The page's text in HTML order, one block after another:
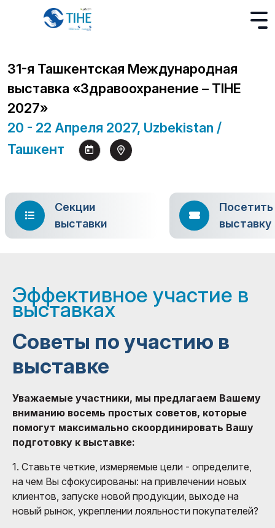
31-я Ташкентская Международная
выставка «Здравоохранение – TIHE
2027»
20 - 22 Апреля 2027, Uzbekistan /
Ташкент
Секции
выставки
Посетить
выставку
Эффективное участие в
выставках
Советы по участию в
выставке
Уважаемые участники, мы предлагаем Вашему
вниманию восемь простых советов, которые
помогут максимально скоординировать Вашу
подготовку к выставке:
1. Ставьте четкие, измеряемые цели - определите,
на чем Вы сфокусированы: на привлечении новых
клиентов, запуске новой продукции, выходе на
новый рынок, укреплении лояльности покупателей?